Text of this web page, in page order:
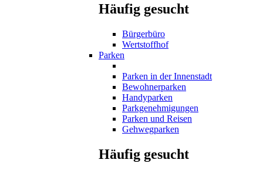
Häufig gesucht
Bürgerbüro
Wertstoffhof
Parken
Parken in der Innenstadt
Bewohnerparken
Handyparken
Parkgenehmigungen
Parken und Reisen
Gehwegparken
Häufig gesucht